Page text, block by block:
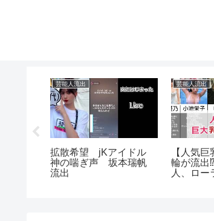
芸能人流出
拡散希望 jKアイドル
神の喘ぎ声 坂本瑞帆
流出
芸能人流出
【人気
輪が流出
人、ロー